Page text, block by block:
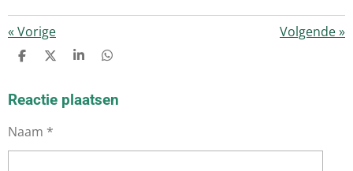
«Vorige Volgende»
D
E
D
L
S
R
D
E
Reactie plaatsen
Naam *